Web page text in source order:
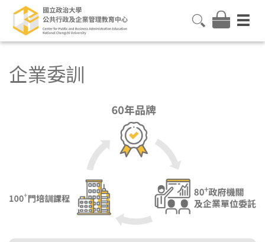
企業委訓